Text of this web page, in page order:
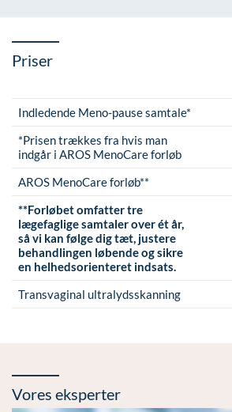
Priser
Indledende Meno-pause samtale*
*Prisen trækkes fra hvis man
indgår i AROS MenoCare forløb
AROS MenoCare forløb**
**Forløbet omfatter tre
lægefaglige samtaler over ét år,
så vi kan følge dig tæt, justere
behandlingen løbende og sikre
en helhedsorienteret indsats.
Transvaginal ultralydsskanning
Vores eksperter